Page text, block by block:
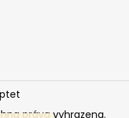
práva vyhrazena.